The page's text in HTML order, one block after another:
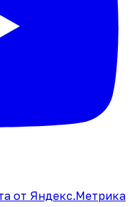
от Яндекс.Метрика